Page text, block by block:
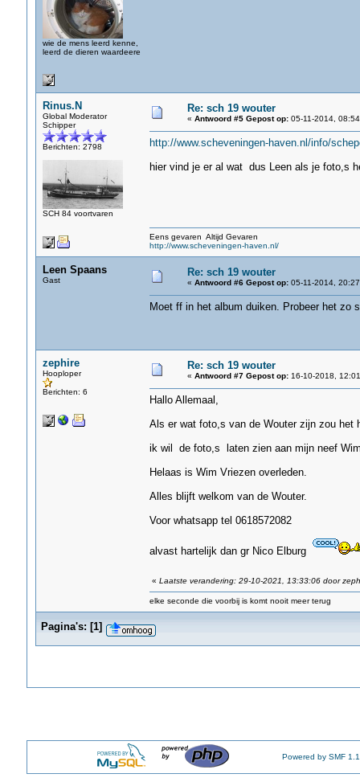
wie de mens leerd kenne,
leerd de dieren waardeere
Rinus.N
Global Moderator
Schipper
Berichten: 2798
SCH 84 voortvaren
Re: sch 19 wouter
« Antwoord #5 Gepost op:05-11-2014,
http://www.scheveningen-haven.nl/info/
hier vind je er al wat dus Leen als je foto,s
Eens gevaren Altijd Gevaren
http://www.scheveningen-haven.nl/
Leen Spaans
Gast
Re: sch 19 wouter
« Antwoord #6 Gepost op:05-11-2014,
Moet ff in het album duiken. Probeer het zo
zephire
Hooploper
Berichten: 6
Re: sch 19 wouter
« Antwoord #7 Gepost op:16-10-2018,
Hallo Allemaal,
Als er wat foto,s van de Wouter zijn zou
ik wil de foto,s laten zien aan mijn neef
Helaas is Wim Vriezen overleden.
Alles blijft welkom van de Wouter.
Voor whatsapp tel 0618572082
alvast hartelijk dan gr Nico Elburg
« Laatste verandering: 29-10-2021, 13:33:06 door
elke seconde die voorbij is komt nooit meer terug
Pagina's: [1]
Powered by SMF